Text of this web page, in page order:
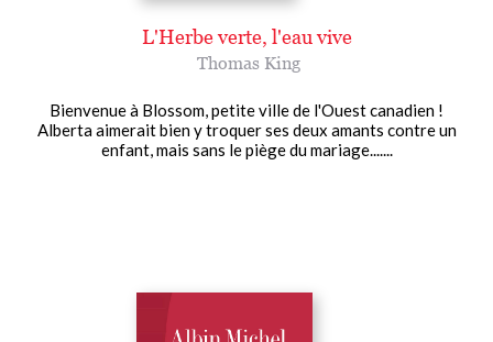
L'Herbe verte, l'eau vive
Thomas King
Bienvenue à Blossom, petite ville de l'Ouest canadien !
Alberta aimerait bien y troquer ses deux amants contre un
enfant, mais sans le piège du mariage.......